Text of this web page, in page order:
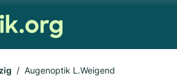
Augenoptik L.Weigend